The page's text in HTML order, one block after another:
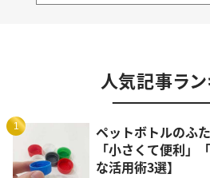
人気記事ラ
1
ペットボトルのふ
「小さくて便利」
な活用術3選】